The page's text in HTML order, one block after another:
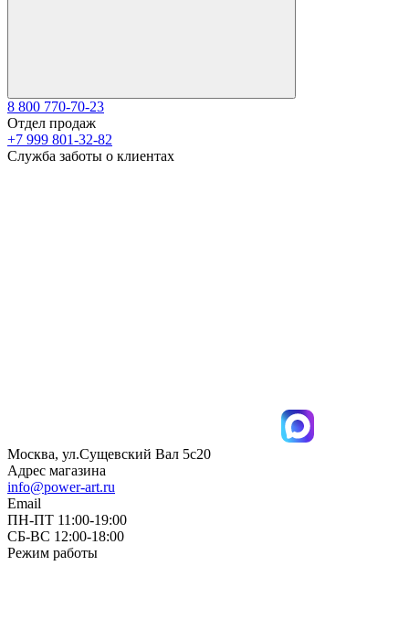
8 800 770-70-23
Отдел продаж
+7 999 801-32-82
Служба заботы о клиентах
Москва, ул.Сущевский Вал 5с20
Адрес магазина
info@power-art.ru
Email
ПН-ПТ 11:00-19:00
СБ-ВС 12:00-18:00
Режим работы